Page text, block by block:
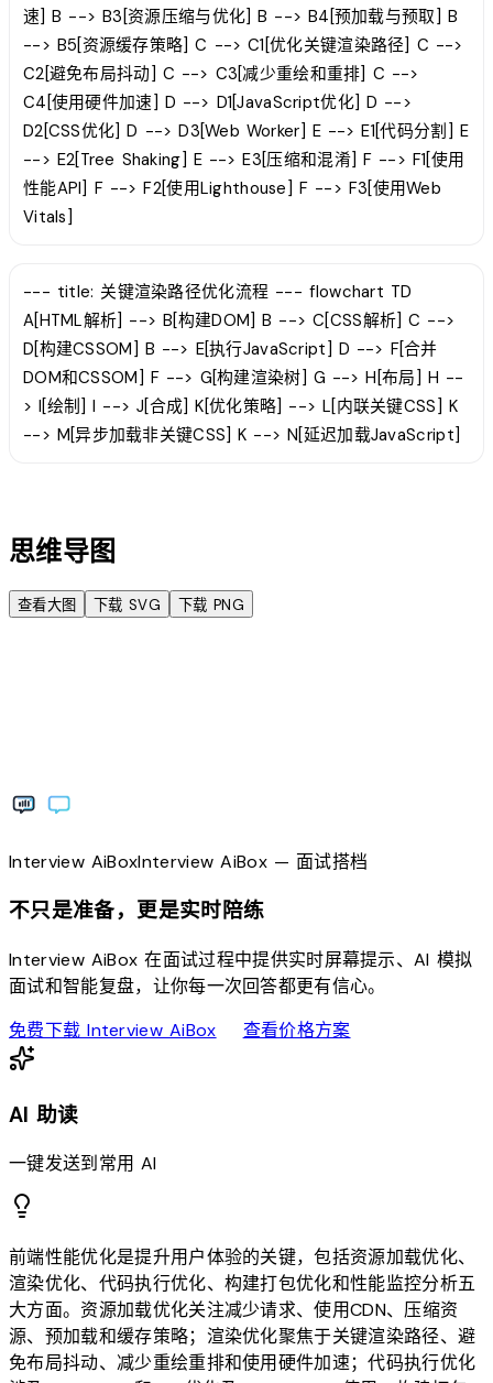
速] B --> B3[资源压缩与优化] B --> B4[预加载与预取] B
--> B5[资源缓存策略] C --> C1[优化关键渲染路径] C -->
C2[避免布局抖动] C --> C3[减少重绘和重排] C -->
C4[使用硬件加速] D --> D1[JavaScript优化] D -->
D2[CSS优化] D --> D3[Web Worker] E --> E1[代码分割] E
--> E2[Tree Shaking] E --> E3[压缩和混淆] F --> F1[使用
性能API] F --> F2[使用Lighthouse] F --> F3[使用Web
Vitals]
--- title: 关键渲染路径优化流程 --- flowchart TD
A[HTML解析] --> B[构建DOM] B --> C[CSS解析] C -->
D[构建CSSOM] B --> E[执行JavaScript] D --> F[合并
DOM和CSSOM] F --> G[构建渲染树] G --> H[布局] H --
> I[绘制] I --> J[合成] K[优化策略] --> L[内联关键CSS] K
--> M[异步加载非关键CSS] K --> N[延迟加载JavaScript]
思维导图
查看大图 下载 SVG 下载 PNG
Interview AiBoxInterviewAiBox— 面试搭档
不只是准备，更是实时陪练
Interview AiBox 在面试过程中提供实时屏幕提示、AI 模拟
面试和智能复盘，让你每一次回答都更有信心。
免费下载 Interview AiBoxdownload查看价格方案sell
AI 助读
一键发送到常用 AI
前端性能优化是提升用户体验的关键，包括资源加载优化、
渲染优化、代码执行优化、构建打包优化和性能监控分析五
大方面。资源加载优化关注减少请求、使用CDN、压缩资
源、预加载和缓存策略；渲染优化聚焦于关键渲染路径、避
免布局抖动、减少重绘重排和使用硬件加速；代码执行优化